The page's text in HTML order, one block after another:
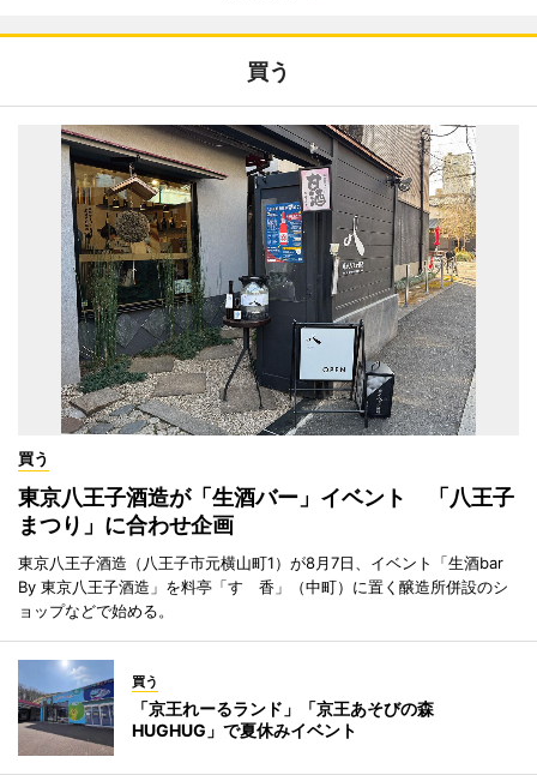
買う
買う
東京八王子酒造が「生酒バー」イベント 「八王子
まつり」に合わせ企画
東京八王子酒造（八王子市元横山町1）が8月7日、イベント「生酒bar
By 東京八王子酒造」を料亭「すゞ香」（中町）に置く醸造所併設のシ
ョップなどで始める。
買う
「京王れーるランド」「京王あそびの森
HUGHUG」で夏休みイベント